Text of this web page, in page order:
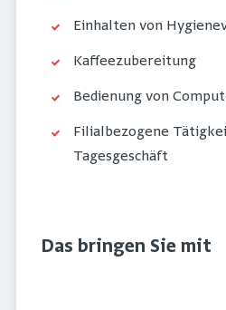
Einhalten von
Kaffeezubereitung
Bedienung von
Filialbezogene
Tagesgeschäft
Das bringen Sie mit